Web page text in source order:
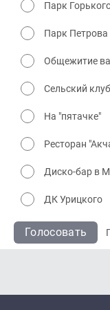
Парк
Парк Петрова
Общежитие
Сельский клуб
На "пятачке"
Ресторан
Диско-бар в
ДК Урицкого
Голосовать